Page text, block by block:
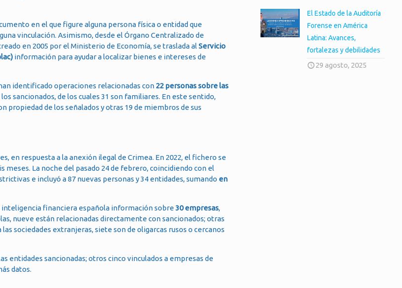
en el que figure alguna persona física o entidad que
vinculación. Asimismo, desde el Órgano Centralizado de
en 2005 por el Ministerio de Economía, se traslada al Servicio
información para ayudar a localizar bienes e intereses de
identificado operaciones relacionadas con 22 personas sobre las
sancionados, de los cuales 31 son familiares. En este sentido,
propiedad de los señalados y otras 19 de miembros de sus
en respuesta a la anexión ilegal de Crimea. En 2022, el fichero se
meses. La noche del pasado 24 de febrero, coincidiendo con el
e incluyó a 87 nuevas personas y 34 entidades, sumando en
inteligencia financiera española información sobre30 empresas,
nueve están relacionadas directamente con sancionados; otras
sociedades extranjeras, siete son de oligarcas rusos o cercanos
entidades sancionadas; otros cinco vinculados a empresas de
datos.
El Estado de la Auditoría
Forense en América
Latina: Avances,
fortalezas y debilidades
29 agosto, 2025